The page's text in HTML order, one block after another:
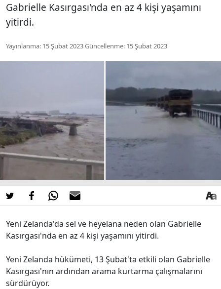
Gabrielle Kasırgası'nda en az 4 kişi yaşamını
yitirdi.
Yayınlanma: 15 Şubat 2023Güncellenme: 15 Şubat 2023
Yeni Zelanda'da sel ve heyelana neden olan Gabrielle
Kasırgası'nda en az 4 kişi yaşamını yitirdi.
Yeni Zelanda hükümeti, 13 Şubat'ta etkili olan Gabrielle
Kasırgası'nın ardından arama kurtarma çalışmalarını
sürdürüyor.